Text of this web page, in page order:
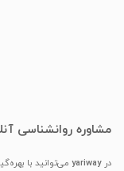
مشاوره روانشناسی
درyariway می‌توانید با